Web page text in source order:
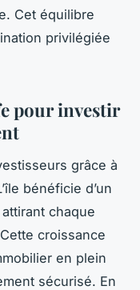
Cet équilibre
privilégiée
pour investir
grâce à
bénéficie d’un
chaque
croissance
en plein
sécurisé. En